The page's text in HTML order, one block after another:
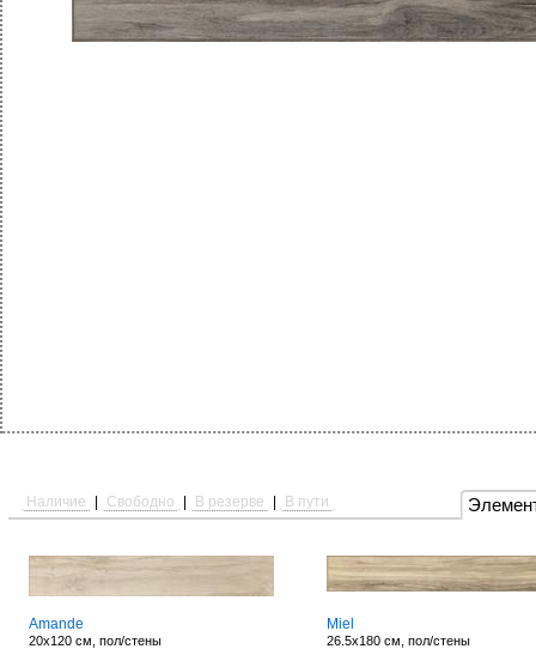
Наличие Свободно В резерве В пути
Amande
20x120 см, пол/стены
Miel
26.5x180 см, пол/стены